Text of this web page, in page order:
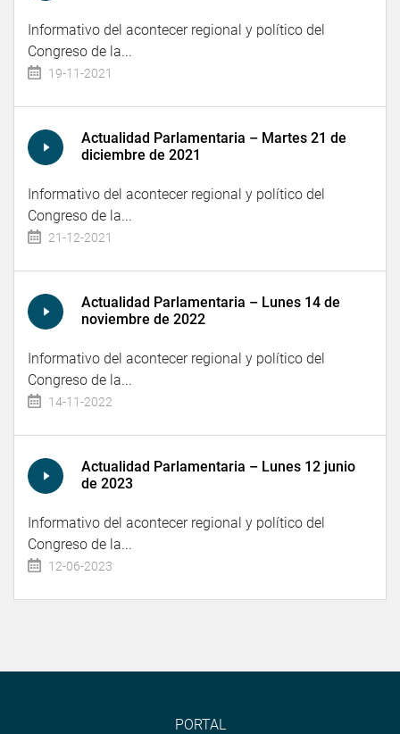
Informativo del acontecer regional y político del
Congreso de la...
19-11-2021
Actualidad Parlamentaria – Martes 21 de
diciembre de 2021
Informativo del acontecer regional y político del
Congreso de la...
21-12-2021
Actualidad Parlamentaria – Lunes 14 de
noviembre de 2022
Informativo del acontecer regional y político del
Congreso de la...
14-11-2022
Actualidad Parlamentaria – Lunes 12 junio
de 2023
Informativo del acontecer regional y político del
Congreso de la...
12-06-2023
PORTAL